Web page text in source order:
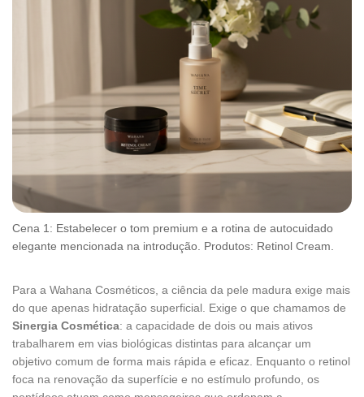
Cena 1: Estabelecer o tom premium e a rotina de autocuidado
elegante mencionada na introdução. Produtos: Retinol Cream.
Para a Wahana Cosméticos, a ciência da pele madura exige mais
do que apenas hidratação superficial. Exige o que chamamos de
Sinergia Cosmética: a capacidade de dois ou mais ativos
trabalharem em vias biológicas distintas para alcançar um
objetivo comum de forma mais rápida e eficaz. Enquanto o retinol
foca na renovação da superfície e no estímulo profundo, os